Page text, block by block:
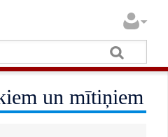
un mītiņiem